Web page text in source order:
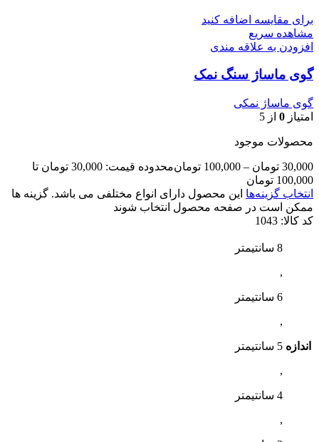
برای مقایسه اضافه کنید
مشاهده سریع
افزودن به علاقه مندی
گوی ماساژ سنگ نمک
گوی ماساژ نمکی
امتیاز 0 از 5
محصولات موجود
30,000 تومان –
100,000 تومان
محدوده قیمت: 30,000 تومان تا
100,000 تومان
انتخاب گزینه‌ها این محصول دارای انواع مختلفی می باشد. گزینه ها
ممکن است در صفحه محصول انتخاب شوند
کد کالا: 1043
اندازه
8 سانتیمتر
,
6 سانتیمتر
,
5 سانتیمتر
,
4 سانتیمتر
,